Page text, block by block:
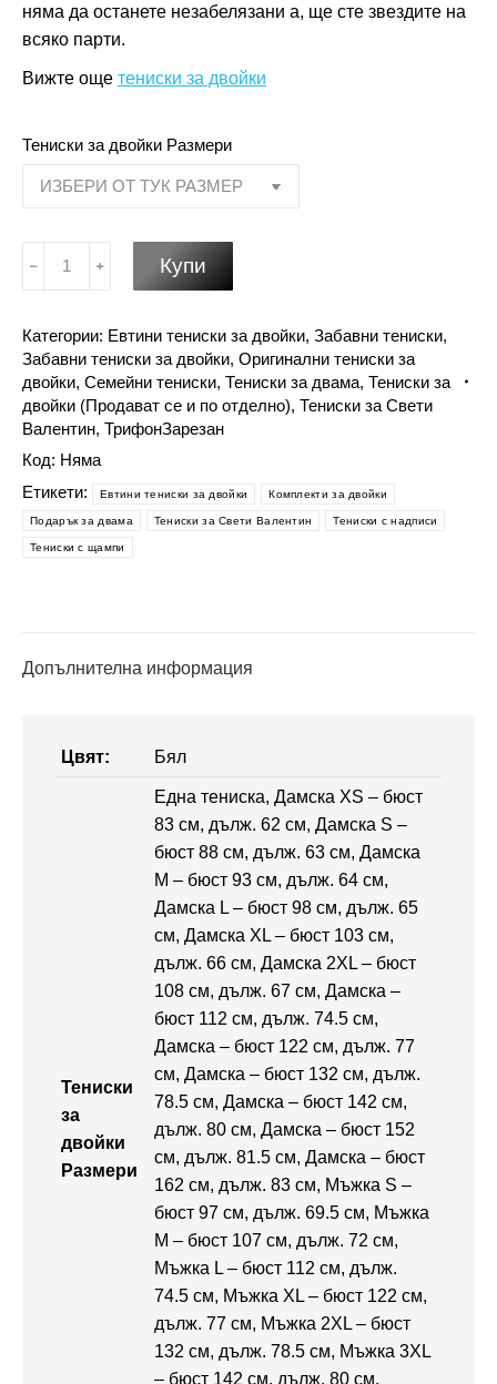
няма да останете незабелязани а, ще сте звездите на
всяко парти.
Вижте още тениски за двойки
Тениски за двойки Размери
тениски
за
двойки
-
Купи
Категории: Eвтини тениски за двойки, Забавни тениски,
Забавни тениски за двойки, Оригинални тениски за
двойки, Семейни тениски, Тениски за двама, Тениски за
двойки (Продават се и по отделно), Тениски за Свети
Валентин, ТрифонЗарезан
Код: Няма
Етикети:
Евтини тениски за двойки Комплекти за двойки
Подарък за двама Тениски за Свети Валентин Тениски с надписи
Тениски с щампи
Допълнителна информация
Цвят: Бял
Тениски
за
двойки
Размери
Една тениска, Дамска XS – бюст
83 см, дълж. 62 см, Дамска S –
бюст 88 см, дълж. 63 см, Дамска
M – бюст 93 см, дълж. 64 см,
Дамска L – бюст 98 см, дълж. 65
см, Дамска XL – бюст 103 см,
дълж. 66 см, Дамска 2XL – бюст
108 см, дълж. 67 см, Дамска –
бюст 112 см, дълж. 74.5 см,
Дамска – бюст 122 см, дълж. 77
см, Дамска – бюст 132 см, дълж.
78.5 см, Дамска – бюст 142 см,
дълж. 80 см, Дамска – бюст 152
см, дълж. 81.5 см, Дамска – бюст
162 см, дълж. 83 см, Мъжка S –
бюст 97 см, дълж. 69.5 см, Мъжка
M – бюст 107 см, дълж. 72 см,
Мъжка L – бюст 112 см, дълж.
74.5 см, Мъжка XL – бюст 122 см,
дълж. 77 см, Мъжка 2XL – бюст
132 см, дълж. 78.5 см, Мъжка 3XL
– бюст 142 см, дълж. 80 см,